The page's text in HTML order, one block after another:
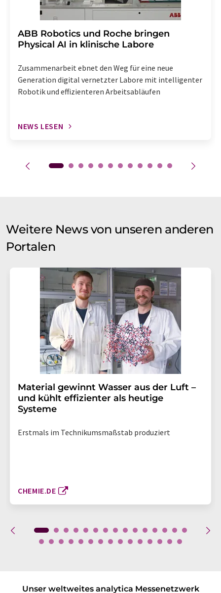
​​​​​​​ABB Robotics und Roche bringen
Physical AI in klinische Labore
Zusammenarbeit ebnet den Weg für eine neue
Generation digital vernetzter Labore mit intelligenter
Robotik und effizienteren Arbeitsabläufen
NEWS LESEN
Weitere News von unseren anderen
Portalen
Material gewinnt Wasser aus der Luft –
und kühlt effizienter als heutige
Systeme
Erstmals im Technikumsmaßstab produziert
CHEMIE.DE
Unser weltweites analytica Messenetzwerk